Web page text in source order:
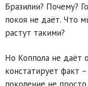
Бразилии? Почему?
покоя не даёт. Что
растут такими?
Но Коппола не даёт
констатирует факт